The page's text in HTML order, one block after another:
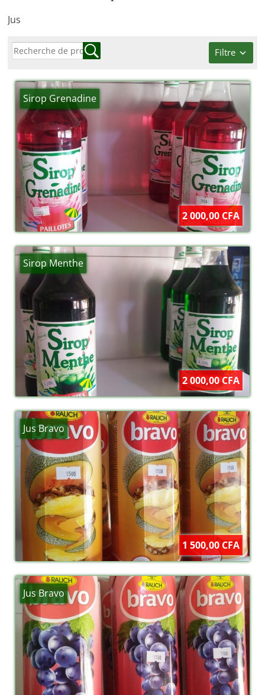
Jus
Filtre
Sirop Grenadine
2 000,00 CFA
Sirop Menthe
2 000,00 CFA
Jus Bravo
1 500,00 CFA
Jus Bravo